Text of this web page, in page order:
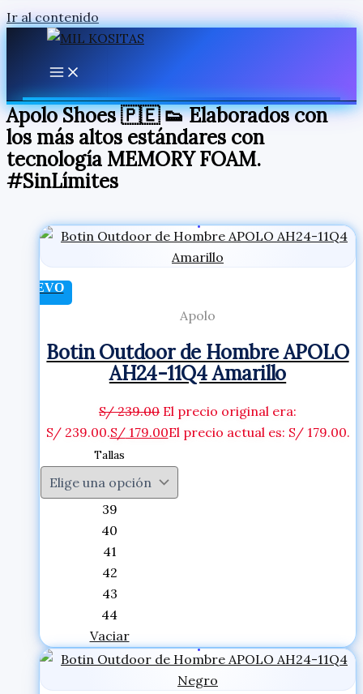
Ir al contenido
Apolo Shoes 🇵🇪 👟 Elaborados con
los más altos estándares con
tecnología MEMORY FOAM.
#SinLímites
NUEVO
Apolo
Botin Outdoor de Hombre APOLO
AH24-11Q4 Amarillo
S/239.00 El precio original era:
S/ 239.00.S/179.00El precio actual es: S/ 179.00.
Tallas
39
40
41
42
43
44
Vaciar